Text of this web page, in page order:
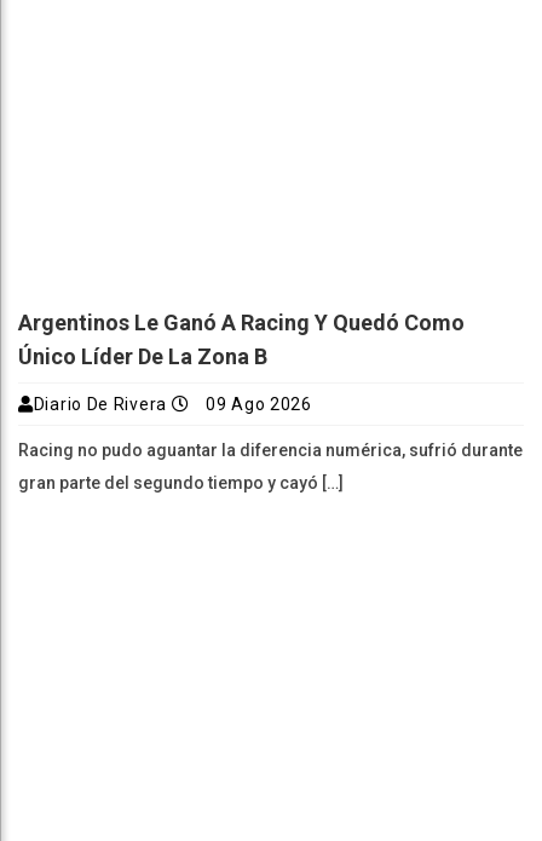
Argentinos Le Ganó A Racing Y Quedó Como
Único Líder De La Zona B
Diario De Rivera 09 Ago 2026
Racing no pudo aguantar la diferencia numérica, sufrió durante
gran parte del segundo tiempo y cayó […]